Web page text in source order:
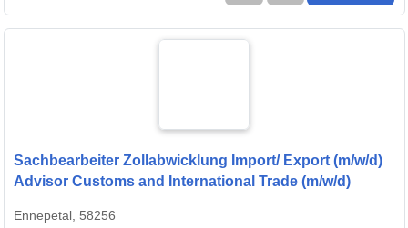
Sachbearbeiter Zollabwicklung Import/ Export (m/w/d)
Advisor Customs and International Trade (m/w/d)
Ennepetal, 58256